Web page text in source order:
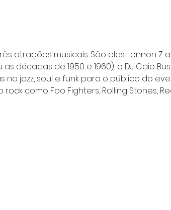
atrações musicais. São elas: Lennon Z
as décadas de 1950 e 1960), o DJ Caio
no jazz, soul e funk para o público do
como Foo Fighters, Rolling Stones,